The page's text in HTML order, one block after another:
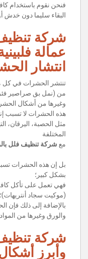
فنحن نقوم باستخدام
البقاء سليما دون خدش
شركة
عمالة
انتشار
تنتشر الحشرات في كل
من (نمل بق صراصير
وغيرها من أشكال
هذه الحشرات لا تسبب
مثل الحصبة، اليرقان،
المختلفة
مع شركة تنظيف فلل
بل إن هذه الحشرات
بشكل كبير؛
فهي تعمل على تأكل
(موكيت سجاد أنتريهات)؛
بالإضافة إلى ذلك فإن
والورق وغيرها من
شركة
وأبرز